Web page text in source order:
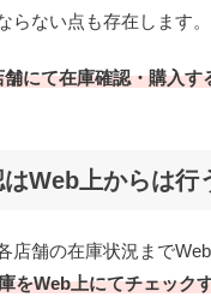
らない点も存在します。
にて在庫確認・購入す
Web上からは行
店舗の在庫状況まで
をWeb上にてチェック